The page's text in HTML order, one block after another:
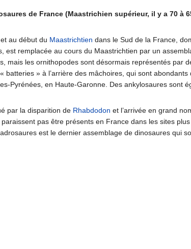
de France (Maastrichien supérieur, il y a 70 à
et au début du Maastrichtien dans le Sud de la France,
est remplacée au cours du Maastrichtien par un
mais les ornithopodes sont désormais représentés par
» à l’arrière des mâchoires, qui sont
Pyrénées, en Haute-Garonne. Des ankylosaures sont
par la disparition de Rhabdodon et l’arrivée en grand
pas être présents en France dans les sites
est le dernier assemblage de dinosaures qui